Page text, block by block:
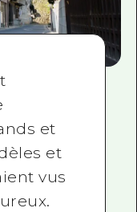
et
et
vus